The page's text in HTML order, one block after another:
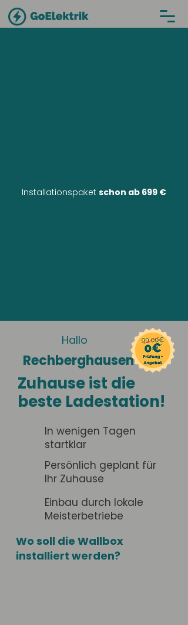
Installationspaket schon ab 699 €
Hallo
Rechberghausen
Zuhause ist die
beste Ladestation!
In wenigen Tagen
startklar
Persönlich geplant für
Ihr Zuhause
Einbau durch lokale
Meisterbetriebe
Wo soll die Wallbox
installiert werden?